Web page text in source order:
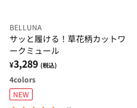
BELLUNA
サッと履ける！草花柄カットワ
ークミュール
¥3,289 (税込)
4colors
NEW